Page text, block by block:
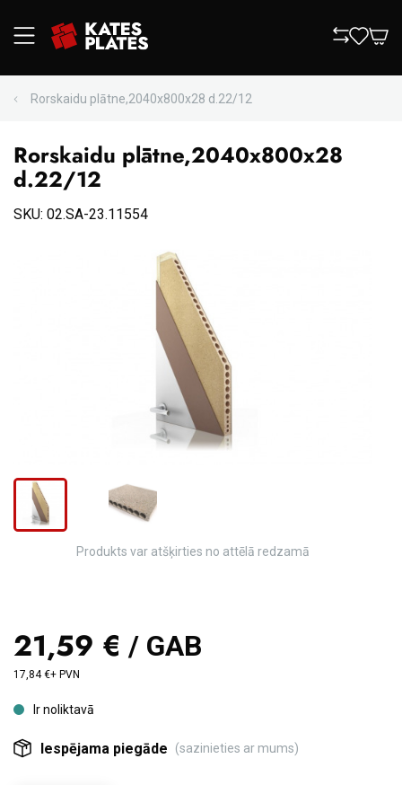
Rorskaidu plātne,2040x800x28 d.22/12
Rorskaidu plātne,2040x800x28
d.22/12
SKU: 02.SA-23.11554
21,59 € / GAB
17,84 €+ PVN
Ir noliktavā
Iespējama piegāde (sazinieties ar mums)
Produkts var atšķirties no attēlā redzamā